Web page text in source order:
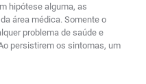
hipótese alguma, as
área médica. Somente o
problema de saúde e
persistirem os sintomas, um